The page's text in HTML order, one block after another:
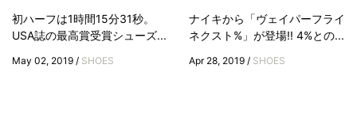
初ハーフは1時間15分31秒。
USA誌の最高賞受賞シューズ...
May 02, 2019 / SHOES
ナイキから「ヴェイパーフライ
ネクスト%」が登場!! 4%との...
Apr 28, 2019 / SHOES